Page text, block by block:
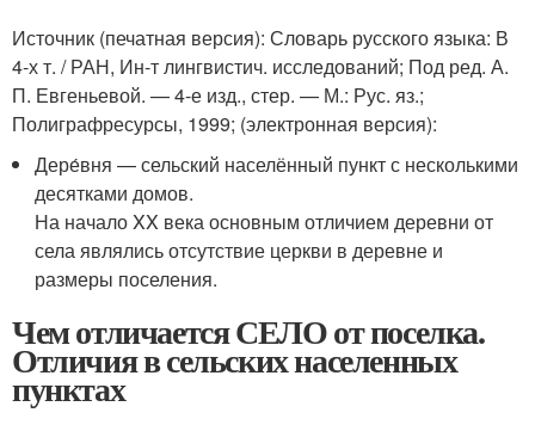
Источник (печатная версия): Словарь русского языка: В
4-х т. / РАН, Ин-т лингвистич. исследований; Под ред. А.
П. Евгеньевой. — 4-е изд., стер. — М.: Рус. яз.;
Полиграфресурсы, 1999; (электронная версия):
Дере́вня — сельский населённый пункт с несколькими
десятками домов.
На начало XX века основным отличием деревни от
села являлись отсутствие церкви в деревне и
размеры поселения.
Чем отличается СЕЛО от поселка.
Отличия в сельских населенных
пунктах